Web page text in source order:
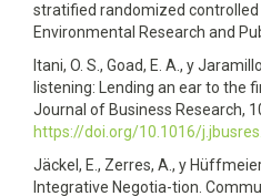
stratified randomized
Environmental Research and
Itani, O. S., Goad, E. A., y
listening: Lending an ear to the
Journal of Business Research,
https://doi.org/10.1016/
Jäckel, E., Zerres, A., y
Integrative Negotia-tion.